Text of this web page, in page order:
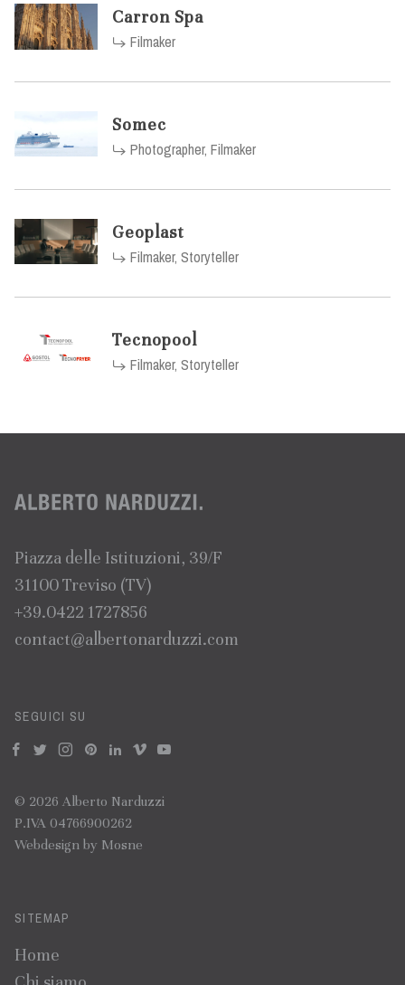
Carron Spa
Filmaker
Somec
Photographer, Filmaker
Geoplast
Filmaker, Storyteller
Tecnopool
Filmaker, Storyteller
Piazza delle Istituzioni, 39/F
31100 Treviso (TV)
+39.0422 1727856
contact@albertonarduzzi.com
SEGUICI SU
f t i p n v y
© 2026 Alberto Narduzzi
P.IVA 04766900262
Webdesign by Mosne
SITEMAP
Home